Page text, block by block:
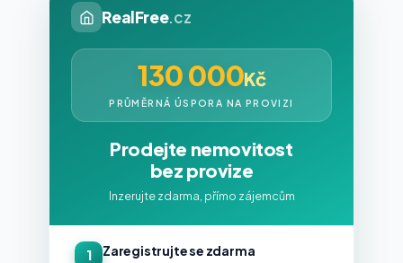
RealFree.cz
130 000Kč
PRŮMĚRNÁ ÚSPORA NA PROVIZI
Prodejte nemovitost
bez provize
Inzerujte zdarma, přímo zájemcům
1 Zaregistrujte se zdarma